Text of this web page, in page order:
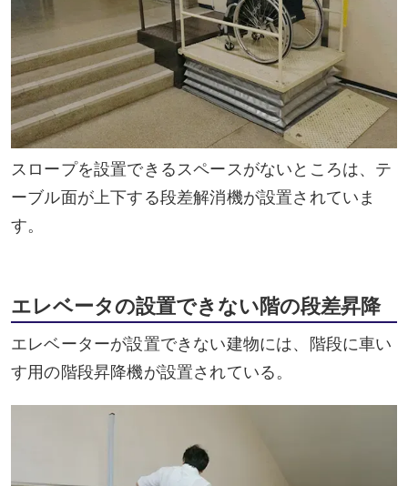
スロープを設置できるスペースがないところは、テ
ーブル面が上下する段差解消機が設置されていま
す。
エレベータの設置できない階の段差昇降
エレベーターが設置できない建物には、階段に車い
す用の階段昇降機が設置されている。